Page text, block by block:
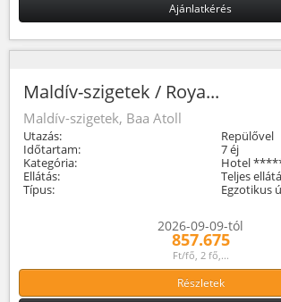
Ajánlatkérés
Maldív-szigetek / Roya...
Maldív-szigetek, Baa Atoll
Utazás:
Repülővel
Időtartam:
7 éj
Kategória:
Hotel
Ellátás:
Teljes
Típus:
Egzotikus
2026-09-09-tól
857.675
Ft/fő, 2 fő,...
Részletek